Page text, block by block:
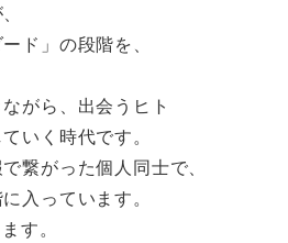
ド」の段階を、
がら、出会うヒト
いく時代です。
繋がった個人同士で、
入っています。
す。